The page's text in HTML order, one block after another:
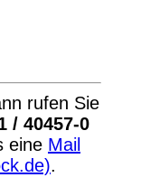
rufen Sie
/ 40457-0
eine Mail
.